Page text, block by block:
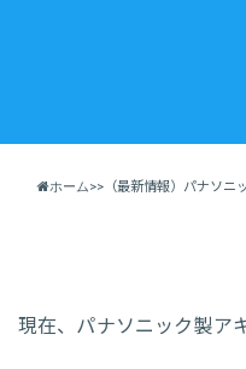
ホーム>> （最新情報）パナソニ
現在、パナソニック製ア